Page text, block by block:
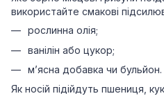
використайте смакові
рослинна олія;
ванілін або цукор;
м’ясна добавка чи бульйон.
Як носій підійдуть пшениця,